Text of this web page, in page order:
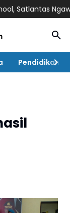
Ngawi
Pendidikan